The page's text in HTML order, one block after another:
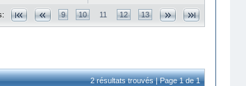
9 10 11 12 13
2 résultats trouvés | Page 1 de 1